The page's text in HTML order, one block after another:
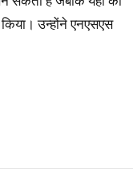
उन्होंने एनएसएस